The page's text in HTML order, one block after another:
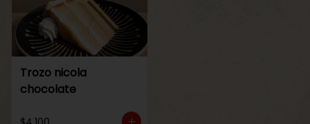
Trozo nicola
chocolate